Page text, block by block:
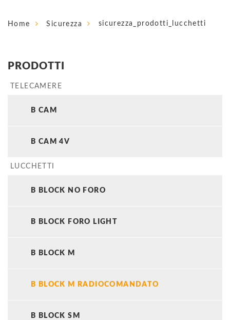
Home Sicurezza sicurezza_prodotti_lucchetti
PRODOTTI
TELECAMERE
B CAM
B CAM 4V
LUCCHETTI
B BLOCK NO FORO
B BLOCK FORO LIGHT
B BLOCK M
B BLOCK M RADIOCOMANDATO
B BLOCK SM